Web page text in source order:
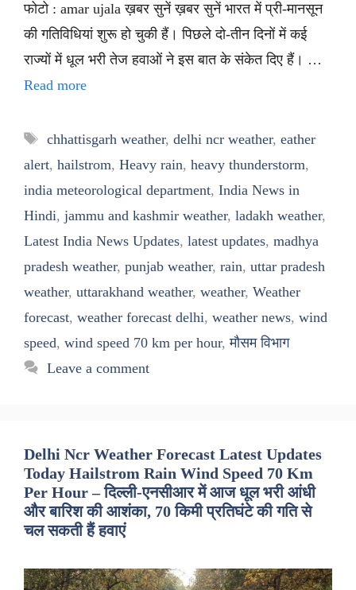
फोटो : amar ujala ख़बर सुनें ख़बर सुनें भारत में प्री-मानसून
की गतिविधियां शुरू हो चुकी हैं। पिछले दो-तीन दिनों में कई
राज्यों में धूल भरी तेज हवाओं ने इस बात के संकेत दिए हैं। …
Read more
Tags
chhattisgarh weather, delhi ncr weather, eather
alert, hailstrom, Heavy rain, heavy thunderstorm,
india meteorological department, India News in
Hindi, jammu and kashmir weather, ladakh weather,
Latest India News Updates, latest updates, madhya
pradesh weather, punjab weather, rain, uttar pradesh
weather, uttarakhand weather, weather, Weather
forecast, weather forecast delhi, weather news, wind
speed, wind speed 70 km per hour,मौसम विभाग
Leave a comment
Delhi Ncr Weather Forecast Latest Updates
Today Hailstrom Rain Wind Speed 70 Km
Per Hour – दिल्ली-एनसीआर में आज धूल भरी आंधी
और बारिश की आशंका, 70 किमी प्रतिघंटे की गति से
चल सकती हैं हवाएं